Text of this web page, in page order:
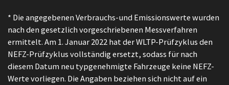
* Die angegebenen Verbrauchs-und Emissionswerte wurden
nach den gesetzlich vorgeschriebenen Messverfahren
ermittelt. Am 1. Januar 2022 hat der WLTP-Prüfzyklus den
NEFZ-Prüfzyklus vollständig ersetzt, sodass für nach
diesem Datum neu typgenehmigte Fahrzeuge keine NEFZ-
Werte vorliegen. Die Angaben beziehen sich nicht auf ein